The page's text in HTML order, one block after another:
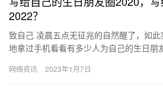
2022？
致自己 凌晨五点无征兆的自然醒了，如
地拿过手机看看有多少人为自己的生日朋
边还…
网络资讯 2023年1月7日